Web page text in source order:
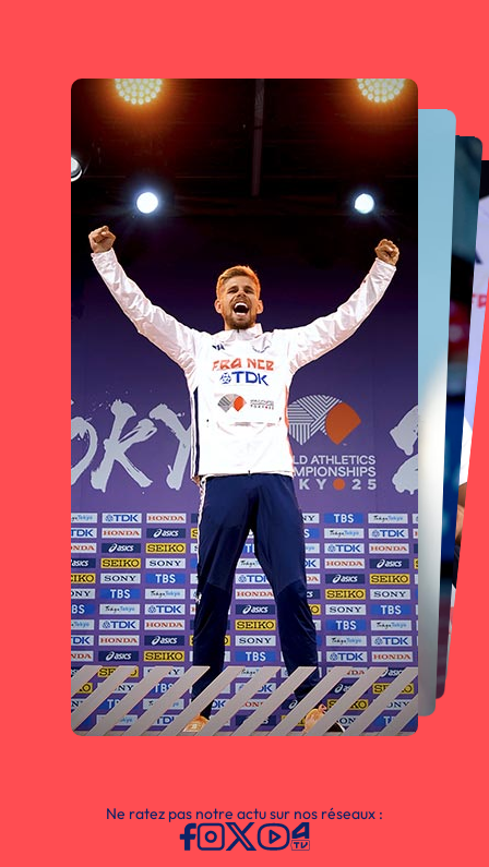
Ne ratez pas notre actu sur nos réseaux :